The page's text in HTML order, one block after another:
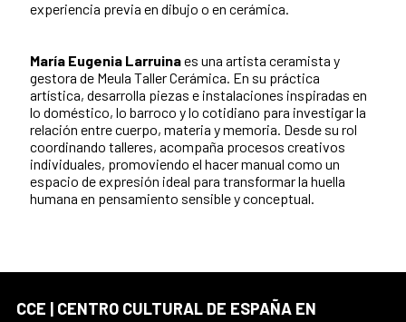
experiencia previa en dibujo o en cerámica.
María Eugenia Larruinaes una artista ceramista y
gestora de Meula Taller Cerámica. En su práctica
artística, desarrolla piezas e instalaciones inspiradas en
lo doméstico, lo barroco y lo cotidiano para investigar la
relación entre cuerpo, materia y memoria. Desde su rol
coordinando talleres, acompaña procesos creativos
individuales, promoviendo el hacer manual como un
espacio de expresión ideal para transformar la huella
humana en pensamiento sensible y conceptual.
CCE | CENTRO CULTURAL DE ESPAÑA EN